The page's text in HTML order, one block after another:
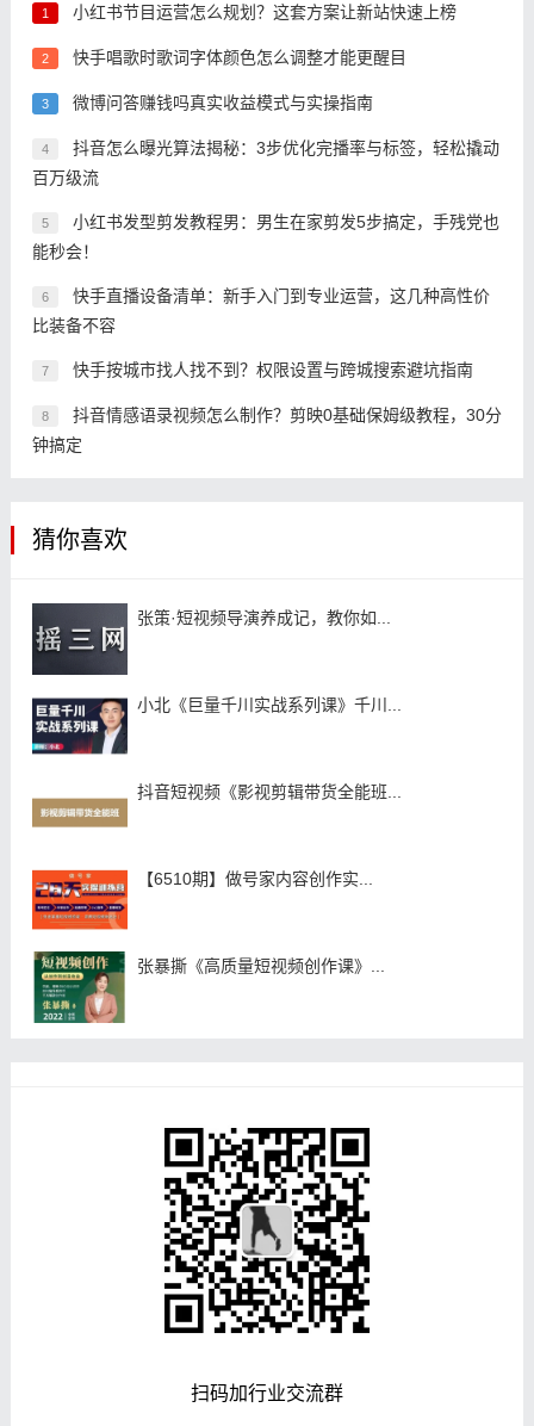
1 小红书节目运营怎么规划？这套方案让新站快速上榜
2 快手唱歌时歌词字体颜色怎么调整才能更醒目
3 微博问答赚钱吗真实收益模式与实操指南
4
抖音怎么曝光算法揭秘：3步优化完播率与标签，轻松撬动
百万级流
5
小红书发型剪发教程男：男生在家剪发5步搞定，手残党也
能秒会！
6
快手直播设备清单：新手入门到专业运营，这几种高性价
比装备不容
7 快手按城市找人找不到？权限设置与跨城搜索避坑指南
8
抖音情感语录视频怎么制作？剪映0基础保姆级教程，30分
钟搞定
猜你喜欢
张策·短视频导演养成记，教你如...
小北《巨量千川实战系列课》千川...
抖音短视频《影视剪辑带货全能班...
【6510期】做号家内容创作实...
张暴撕《高质量短视频创作课》...
扫码加行业交流群